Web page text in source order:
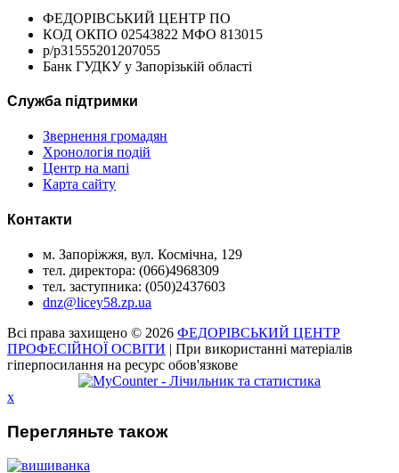
ФЕДОРІВСЬКИЙ ЦЕНТР ПО
КОД ОКПО 02543822 МФО 813015
р/р31555201207055
Банк ГУДКУ у Запорізькій області
Служба підтримки
Звернення громадян
Хронологія подій
Центр на мапі
Карта сайту
Контакти
м. Запоріжжя, вул. Космічна, 129
тел. директора: (066)4968309
тел. заступника: (050)2437603
dnz@licey58.zp.ua
Всі права захищено © 2026 ФЕДОРІВСЬКИЙ ЦЕНТР
ПРОФЕСІЙНОЇ ОСВІТИ | При використанні матеріалів
гіперпосилання на ресурс обов'язкове
x
Перегляньте також